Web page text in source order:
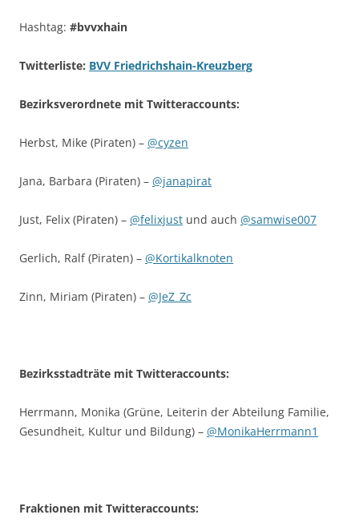
Hashtag: #bvvxhain
Twitterliste: BVV Friedrichshain-Kreuzberg
Bezirksverordnete mit Twitteraccounts:
Herbst, Mike (Piraten) – @cyzen
Jana, Barbara (Piraten) – @janapirat
Just, Felix (Piraten) – @felixjust und auch @samwise007
Gerlich, Ralf (Piraten) – @Kortikalknoten
Zinn, Miriam (Piraten) – @JeZ_Zc
Bezirksstadträte mit Twitteraccounts:
Herrmann, Monika (Grüne, Leiterin der Abteilung Familie,
Gesundheit, Kultur und Bildung) – @MonikaHerrmann1
Fraktionen mit Twitteraccounts: